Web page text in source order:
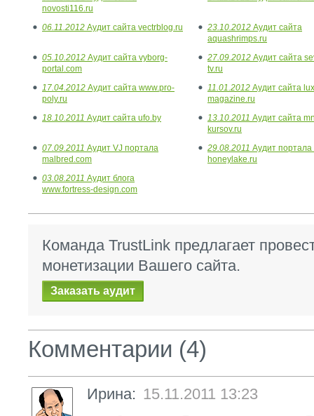
novosti116.ru
06.11.2012 Аудит сайта vectrblog.ru 23.10.2012 Аудит сайта
aquashrimps.ru
05.10.2012 Аудит сайта vyborg-
portal.com
27.09.2012 Аудит сайта
tv.ru
17.04.2012 Аудит сайта www.pro-
poly.ru
11.01.2012 Аудит сайта
magazine.ru
18.10.2011 Аудит сайта ufo.by 13.10.2011 Аудит сайта
kursov.ru
07.09.2011 Аудит VJ портала
malbred.com
29.08.2011 Аудит портала
honeylake.ru
03.08.2011 Аудит блога
www.fortress-design.com
Команда TrustLink предлагает
монетизации Вашего сайта.
Заказать аудит
Комментарии (4)
Ирина: 15.11.2011 13:23